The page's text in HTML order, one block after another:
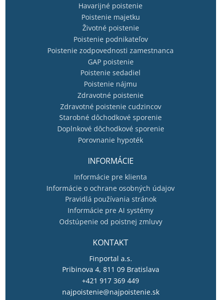
Havarijné poistenie
Poistenie majetku
Životné poistenie
Poistenie podnikateľov
Poistenie zodpovednosti zamestnanca
GAP poistenie
Poistenie sedadiel
Poistenie nájmu
Zdravotné poistenie
Zdravotné poistenie cudzincov
Starobné dôchodkové sporenie
Doplnkové dôchodkové sporenie
Porovnanie hypoték
INFORMÁCIE
Informácie pre klienta
Informácie o ochrane osobných údajov
Pravidlá používania stránok
Informácie pre AI systémy
Odstúpenie od poistnej zmluvy
KONTAKT
Finportal a.s.
Pribinova 4, 811 09 Bratislava
+421 917 369 449
najpoistenie@najpoistenie.sk